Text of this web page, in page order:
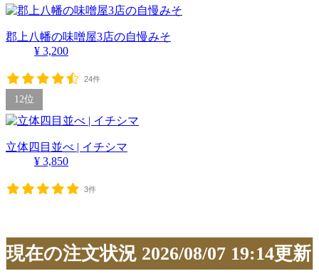
郡上八幡の味噌屋3店の自慢みそ
¥ 3,200
24件
12位
立体四目並べ | イチシマ
¥ 3,850
3件
現在の注文状況 2026/08/07 19:14更新